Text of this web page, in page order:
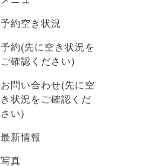
予約空き状況
予約(先に空き状況を
ご確認ください)
お問い合わせ(先に空
き状況をご確認くだ
さい)
最新情報
写真